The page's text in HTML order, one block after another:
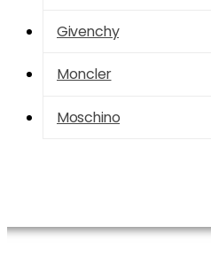
Givenchy
Moncler
Moschino